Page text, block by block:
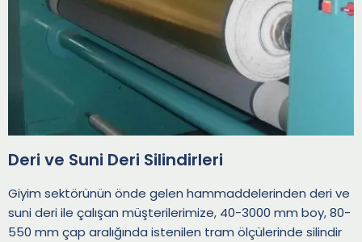
Deri ve Suni Deri Silindirleri
Giyim sektörünün önde gelen hammaddelerinden deri ve
suni deri ile çalışan müşterilerimize, 40-3000 mm boy, 80-
550 mm çap aralığında istenilen tram ölçülerinde silindir